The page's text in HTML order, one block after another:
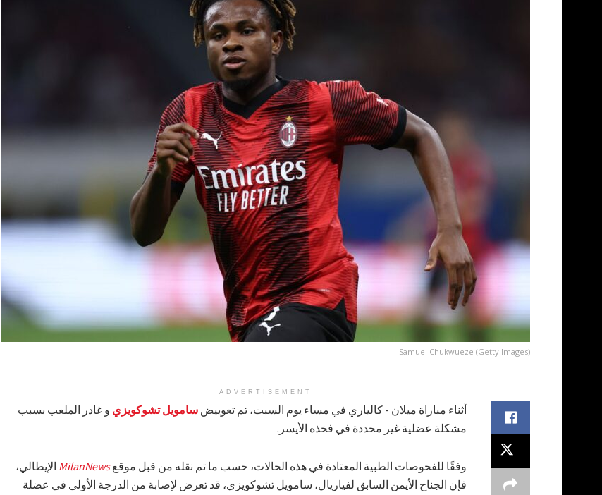
Samuel Chukwueze (Getty Images)
ADVERTISEMENT
أثناء مباراة ميلان - كالياري في مساء يوم السبت، تم تعوييض سامويل تشوكويزي و غادر الملعب بسبب
مشكلة عضلية غير محددة في فخذه الأيسر.
وفقًا للفحوصات الطبية المعتادة في هذه الحالات، حسب ما تم نقله من قبل موقعMilanNews
الإيطالي،
فإن الجناح الأيمن السابق لفياريال، سامويل تشوكويزي، قد تعرض لإصابة من الدرجة الأولى في عضلة